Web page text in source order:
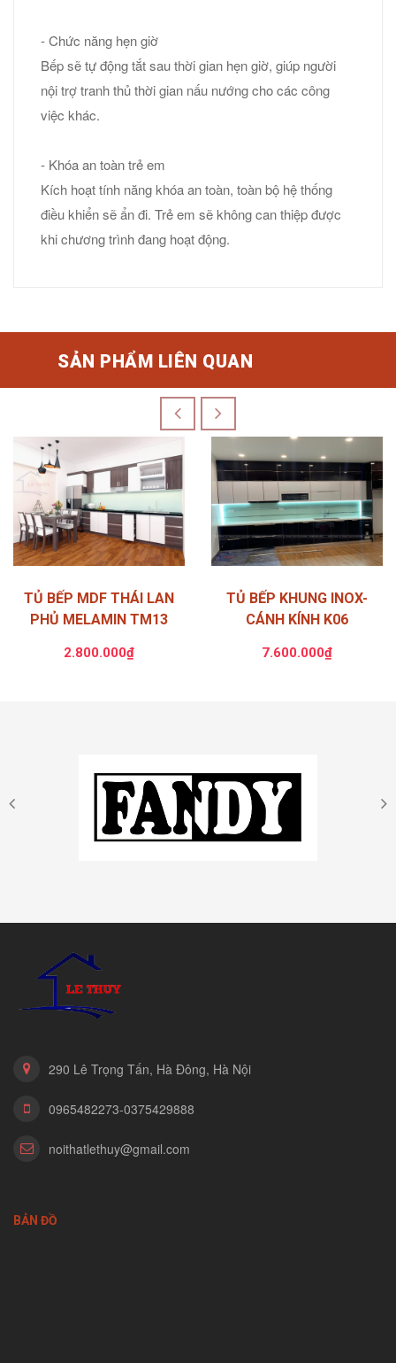
- Chức năng hẹn giờ
Bếp sẽ tự động tắt sau thời gian hẹn giờ, giúp người
nội trợ tranh thủ thời gian nấu nướng cho các công
việc khác.
- Khóa an toàn trẻ em
Kích hoạt tính năng khóa an toàn, toàn bộ hệ thống
điều khiển sẽ ẩn đi. Trẻ em sẽ không can thiệp được
khi chương trình đang hoạt động.
SẢN PHẨM LIÊN QUAN
TỦ BẾP MDF THÁI LAN
PHỦ MELAMIN TM13
2.800.000₫
TỦ BẾP KHUNG INOX-
CÁNH KÍNH K06
7.600.000₫
290 Lê Trọng Tấn, Hà Đông, Hà Nội
0965482273-0375429888
noithatlethuy@gmail.com
BẢN ĐỒ